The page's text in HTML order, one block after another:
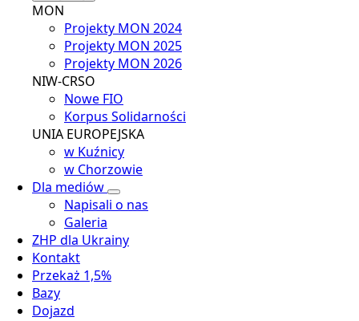
MON
Projekty MON 2024
Projekty MON 2025
Projekty MON 2026
NIW-CRSO
Nowe FIO
Korpus Solidarności
UNIA EUROPEJSKA
w Kuźnicy
w Chorzowie
Dla mediów
Napisali o nas
Galeria
ZHP dla Ukrainy
Kontakt
Przekaż 1,5%
Bazy
Dojazd